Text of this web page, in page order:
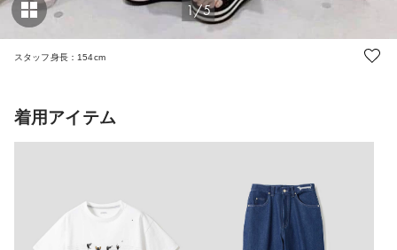
1/5
スタッフ身長：154cm
着用アイテム